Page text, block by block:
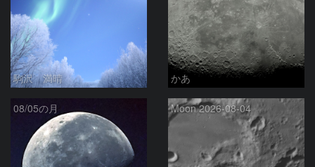
駒沢 満晴 かあ
08/05の月 Moon 2026-08-04